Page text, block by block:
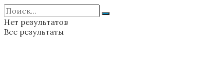
Нет результатов
Все результаты